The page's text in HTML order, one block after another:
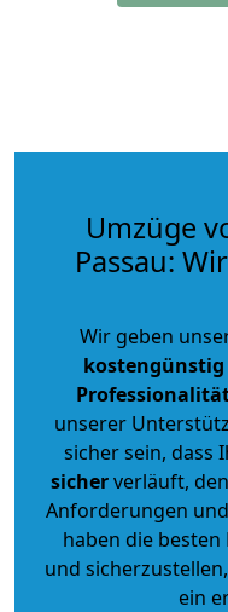
Umzüge
Passau:
Wir geben
kostengünstig
unserer
sicher sein, dass
sicherverläuft,
Anforderungen
haben die
und
ein